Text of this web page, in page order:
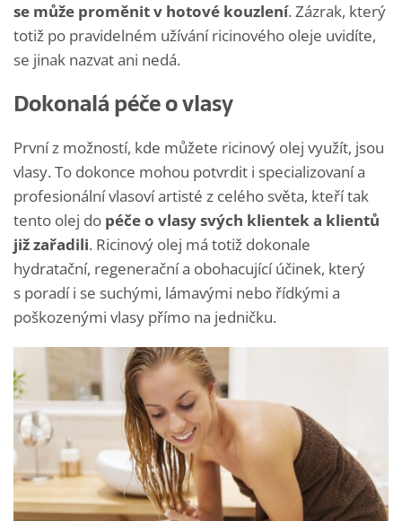
se může proměnit v hotové kouzlení. Zázrak, který
totiž po pravidelném užívání ricinového oleje uvidíte,
se jinak nazvat ani nedá.
Dokonalá péče o vlasy
První z možností, kde můžete ricinový olej využít, jsou
vlasy. To dokonce mohou potvrdit i specializovaní a
profesionální vlasoví artisté z celého světa, kteří tak
tento olej do péče o vlasy svých klientek a klientů
již zařadili. Ricinový olej má totiž dokonale
hydratační, regenerační a obohacující účinek, který
s poradí i se suchými, lámavými nebo řídkými a
poškozenými vlasy přímo na jedničku.